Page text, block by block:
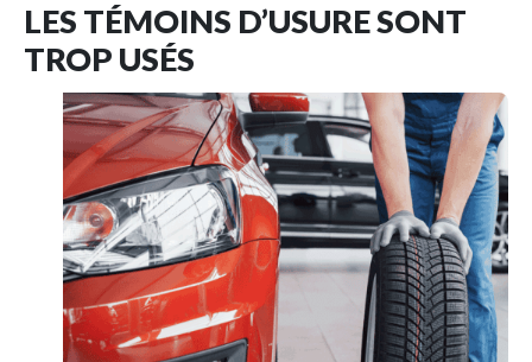
LES TÉMOINS D’USURE SONT
TROP USÉS